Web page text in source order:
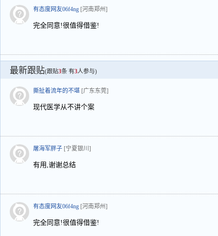
有态度网友06f4ng [河南郑州]
完全同意!很值得借鉴!
最新跟贴(跟贴3条 有3人参与)
撕扯着流年的不堪 [广东东莞]
现代医学从不讲个案
屠海军胖子 [宁夏银川]
有用,谢谢总结
有态度网友06f4ng [河南郑州]
完全同意!很值得借鉴!